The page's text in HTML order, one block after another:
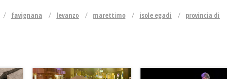
favignana levanzo marettimo isole egadi
provincia di